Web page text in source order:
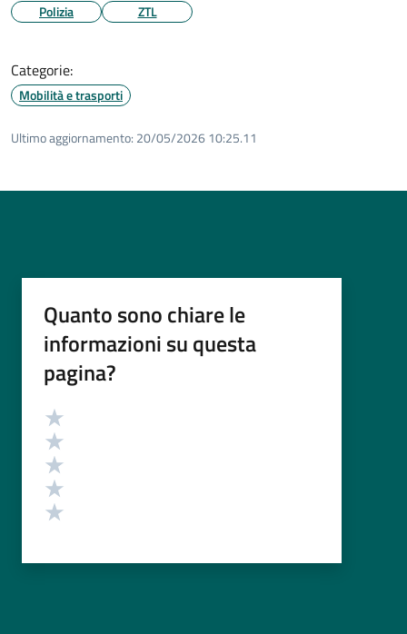
Polizia ZTL
Categorie:
Mobilità e trasporti
Ultimo aggiornamento: 20/05/2026 10:25.11
Quanto sono chiare le
informazioni su questa
pagina?
Valutazione